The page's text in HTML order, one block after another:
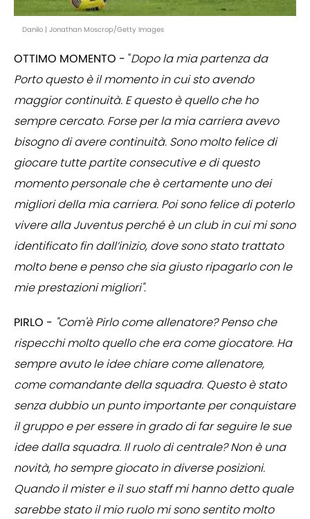
Danilo | Jonathan Moscrop/Getty Images
OTTIMO MOMENTO - "Dopo la mia partenza da
Porto questo è il momento in cui sto avendo
maggior continuità. E questo è quello che ho
sempre cercato. Forse per la mia carriera avevo
bisogno di avere continuità. Sono molto felice di
giocare tutte partite consecutive e di questo
momento personale che è certamente uno dei
migliori della mia carriera. Poi sono felice di poterlo
vivere alla Juventus perché è un club in cui mi sono
identificato fin dall’inizio, dove sono stato trattato
molto bene e penso che sia giusto ripagarlo con le
mie prestazioni migliori".
PIRLO - "Com'è Pirlo come allenatore? Penso che
rispecchi molto quello che era come giocatore. Ha
sempre avuto le idee chiare come allenatore,
come comandante della squadra. Questo è stato
senza dubbio un punto importante per conquistare
il gruppo e per essere in grado di far seguire le sue
idee dalla squadra. Il ruolo di centrale? Non è una
novità, ho sempre giocato in diverse posizioni.
Quando il mister e il suo staff mi hanno detto quale
sarebbe stato il mio ruolo mi sono sentito molto